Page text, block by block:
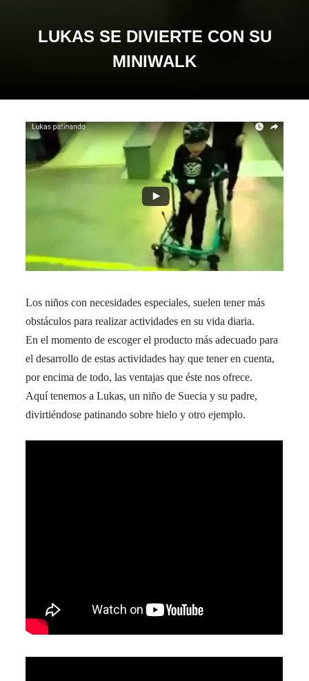
LUKAS SE DIVIERTE CON SU
MINIWALK
Los niños con necesidades especiales, suelen tener más
obstáculos para realizar actividades en su vida diaria.
En el momento de escoger el producto más adecuado para
el desarrollo de estas actividades hay que tener en cuenta,
por encima de todo, las ventajas que éste nos ofrece.
Aquí tenemos a Lukas, un niño de Suecia y su padre,
divirtiéndose patinando sobre hielo y otro ejemplo.